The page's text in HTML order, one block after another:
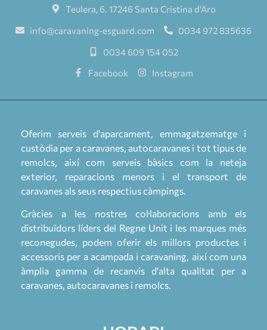
Teulera, 6. 17246 Santa Cristina d'Aro
info@caravaning-esguard.com
0034 972 835636
0034 609 154 052
Facebook
Instagram
Oferim serveis d'aparcament, emmagatzematge i
custòdia per a caravanes, autocaravanes i tot tipus de
remolcs, així com serveis bàsics com la neteja
exterior, reparacions menors i el transport de
caravanes als seus respectius càmpings.
Gràcies a les nostres col·laboracions amb els
distribuïdors líders del Regne Unit i les marques més
reconegudes, podem oferir els millors productes i
accessoris per a acampada i caravaning, així com una
àmplia gamma de recanvis d'alta qualitat per a
caravanes, autocaravanes i remolcs.